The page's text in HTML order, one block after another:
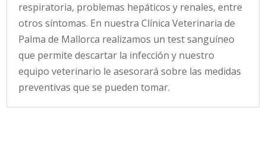
respiratoria, problemas hepáticos y renales, entre
otros síntomas. En nuestra Clínica Veterinaria de
Palma de Mallorca realizamos un test sanguíneo
que permite descartar la infección y nuestro
equipo veterinario le asesorará sobre las medidas
preventivas que se pueden tomar.